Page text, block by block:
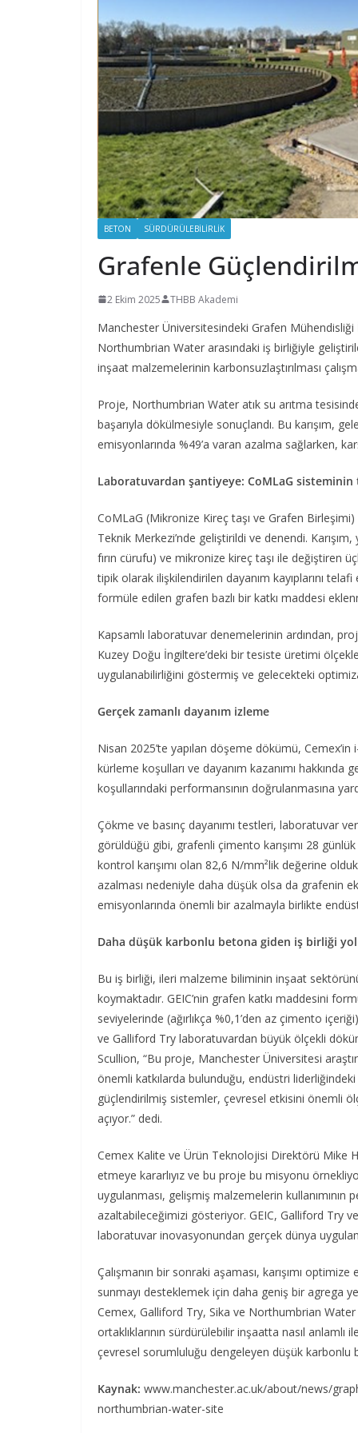
BETON SÜRDÜRÜLEBILIRLIK
Grafenle
2 Ekim 2025 THBB Akademi
Manchester Üniversitesindeki Grafen
Northumbrian Water arasındaki iş birliğiyle
inşaat malzemelerinin karbonsuzlaştırılması
Proje, Northumbrian Water atık su arıtma
başarıyla dökülmesiyle sonuçlandı. Bu karışım,
emisyonlarında %49’a varan azalma sağlarken,
Laboratuvardan şantiyeye: CoMLaG sisteminin
CoMLaG (Mikronize Kireç taşı ve Grafen
Teknik Merkezi’nde geliştirildi ve denendi.
fırın cürufu) ve mikronize kireç taşı ile değiştiren
tipik olarak ilişkilendirilen dayanım kayıplarını
formüle edilen grafen bazlı bir katkı maddesi
Kapsamlı laboratuvar denemelerinin ardından,
Kuzey Doğu İngiltere’deki bir tesiste üretimi
uygulanabilirliğini göstermiş ve gelecekteki
Gerçek zamanlı dayanım izleme
Nisan 2025’te yapılan döşeme dökümü,
kürleme koşulları ve dayanım kazanımı
koşullarındaki performansının doğrulanmasına
Çökme ve basınç dayanımı testleri, laboratuvar
görüldüğü gibi, grafenli çimento karışımı 28
kontrol karışımı olan 82,6 N/mm²lik değerine
azalması nedeniyle daha düşük olsa da grafenin
emisyonlarında önemli bir azalmayla birlikte
Daha düşük karbonlu betona giden iş birliği
Bu iş birliği, ileri malzeme biliminin inşaat
koymaktadır. GEIC’nin grafen katkı maddesini
seviyelerinde (ağırlıkça %0,1’den az çimento
ve Galliford Try laboratuvardan büyük ölçekli
Scullion, “Bu proje, Manchester Üniversitesi
önemli katkılarda bulunduğu, endüstri
güçlendirilmiş sistemler, çevresel etkisini önemli
açıyor.” dedi.
Cemex Kalite ve Ürün Teknolojisi Direktörü Mike
etmeye kararlıyız ve bu proje bu misyonu
uygulanması, gelişmiş malzemelerin kullanımının
azaltabileceğimizi gösteriyor. GEIC, Galliford Try
laboratuvar inovasyonundan gerçek dünya
Çalışmanın bir sonraki aşaması, karışımı
sunmayı desteklemek için daha geniş bir agrega
Cemex, Galliford Try, Sika ve Northumbrian Water
ortaklıklarının sürdürülebilir inşaatta nasıl
çevresel sorumluluğu dengeleyen düşük karbonlu
Kaynak: www.manchester.ac.uk/about/news/
northumbrian-water-site